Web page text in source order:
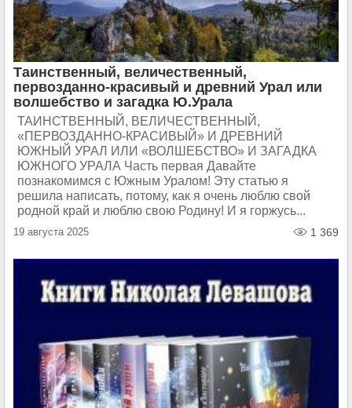
Таинственный, величественный,
первозданно-красивый и древний Урал или
волшебство и загадка Ю.Урала
ТАИНСТВЕННЫЙ, ВЕЛИЧЕСТВЕННЫЙ,
«ПЕРВОЗДАННО-КРАСИВЫЙ» И ДРЕВНИЙ
ЮЖНЫЙ УРАЛ ИЛИ «ВОЛШЕБСТВО» И ЗАГАДКА
ЮЖНОГО УРАЛА Часть первая Давайте
познакомимся с Южным Уралом! Эту статью я
решила написать, потому, как я очень люблю свой
родной край и люблю свою Родину! И я горжусь...
19 августа 2025 1 369